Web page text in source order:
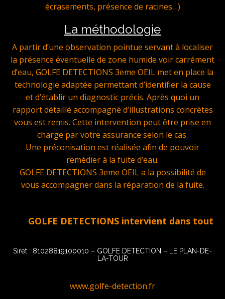
écrasements, présence de racines…)
La méthodologie
A partir d’une observation pointue servant à localiser
la présence éventuelle de zone humide voir carrément
d’eau, GOLFE DETECTIONS 3eme OEIL met en place la
technologie adaptée permettant d’identifier la cause
et d’établir un diagnostic précis. Après quoi un
rapport détaillé accompagné d’illustrations concrètes
vous est remis. Cette intervention peut être prise en
charge par votre assurance selon le cas.
Une préconisation est réalisée afin de pouvoir
remédier à la fuite d’eau.
GOLFE DETECTIONS 3eme OEIL a la possibilité de
vous accompagner dans la réparation de la fuite.
GOLFE DETECTIONS intervient dans tout le
Siret : 81028819100010 – GOLFE DETECTION – LE PLAN-DE-
LA-TOUR
www.golfe-detection.fr